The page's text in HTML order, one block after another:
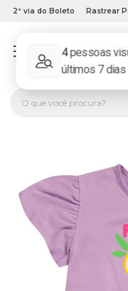
2ª via do Boleto Rastrear
PLATINUM